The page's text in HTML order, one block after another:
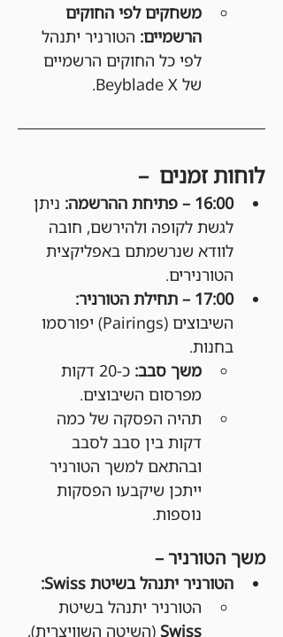
משחקים לפי החוקים
הרשמיים: הטורניר יתנהל
לפי כל החוקים הרשמיים
של Beyblade X.
לוחות זמנים  –
16:00 – פתיחת ההרשמה:
ניתן
לגשת לקופה ולהירשם, חובה
לוודא שנרשמתם באפליקצית
הטורנירים.
17:00 – תחילת הטורניר:
השיבוצים (Pairings) יפורסמו
בחנות.
משך סבב:
כ-20 דקות
מפרסום השיבוצים.
תהיה הפסקה של כמה
דקות בין סבב לסבב
ובהתאם למשך הטורניר
ייתכן שיקבעו הפסקות
נוספות.
משך הטורניר –
הטורניר יתנהל בשיטת Swiss:
הטורניר יתנהל בשיטת
Swiss (השיטה השוויצרית),